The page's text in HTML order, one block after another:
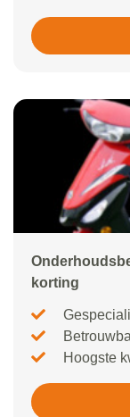
korting
Hoogste